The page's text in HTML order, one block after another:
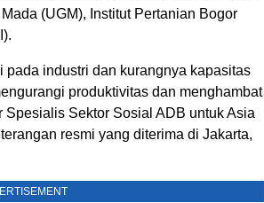
(UGM), Institut Pertanian Bogor
pada industri dan kurangnya kapasitas
produktivitas dan menghambat
Spesialis Sektor Sosial ADB untuk Asia
resmi yang diterima di Jakarta,